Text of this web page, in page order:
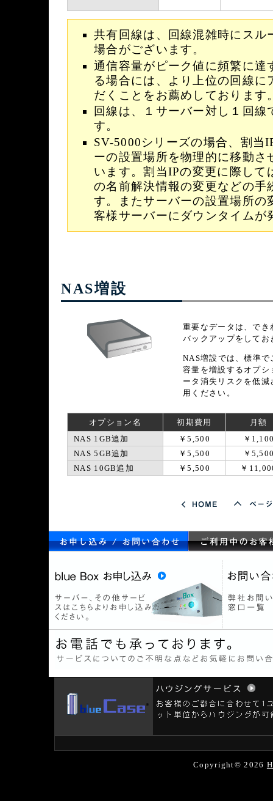
共有回線は、回線混雑時にスル
場合がございます。
通信容量がピーク値に頻繁に達
る場合には、より上位の回線に
だくことをお薦めしております
回線は、１サーバー対し１回線
す。
SV-5000シリーズの場合、割当
ーの設置場所を物理的に移動さ
います。割当IPの変更に際して
の名前解決情報の変更などの手
す。またサーバーの設置場所の
客様サーバーにダウンタイムが
NAS増設
重要なデータは、で
バックアップをして
NAS増設では、標準
容量を増設するオプ
ータ消失リスクを低
用ください。
オプション名 初期費用
月額
NAS 1GB追加
￥5,500
￥
NAS 5GB追加
￥5,500
￥
NAS 10GB追加
￥5,500 ￥
Copyright© 2026